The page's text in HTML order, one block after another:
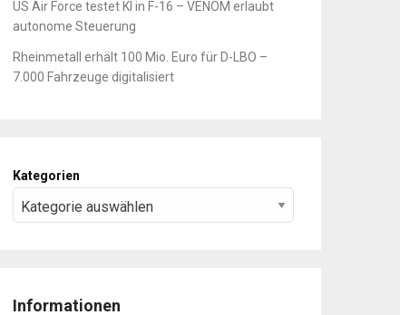
US Air Force testet KI in F-16 – VENOM erlaubt
autonome Steuerung
Rheinmetall erhält 100 Mio. Euro für D-LBO –
7.000 Fahrzeuge digitalisiert
Kategorien
Informationen